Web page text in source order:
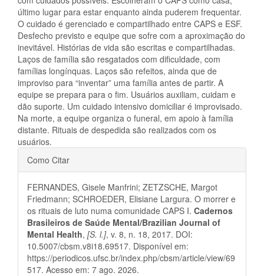
último lugar para estar enquanto ainda puderem frequentar.
O cuidado é gerenciado e compartilhado entre CAPS e ESF.
Desfecho previsto e equipe que sofre com a aproximação do
inevitável. Histórias de vida são escritas e compartilhadas.
Laços de família são resgatados com dificuldade, com
famílias longínquas. Laços são refeitos, ainda que de
improviso para “inventar” uma família antes de partir. A
equipe se prepara para o fim. Usuários auxiliam, cuidam e
dão suporte. Um cuidado intensivo domiciliar é improvisado.
Na morte, a equipe organiza o funeral, em apoio à família
distante. Rituais de despedida são realizados com os
usuários.
Detalhes
do
artigo
Como Citar
FERNANDES, Gisele Manfrini; ZETZSCHE, Margot
Friedmann; SCHROEDER, Elisiane Largura. O morrer e
os rituais de luto numa comunidade CAPS I. Cadernos
Brasileiros de Saúde Mental/Brazilian Journal of
Mental Health, [S. l.], v. 8, n. 18, 2017. DOI:
10.5007/cbsm.v8i18.69517. Disponível em:
https://periodicos.ufsc.br/index.php/cbsm/article/view/69
517. Acesso em: 7 ago. 2026.